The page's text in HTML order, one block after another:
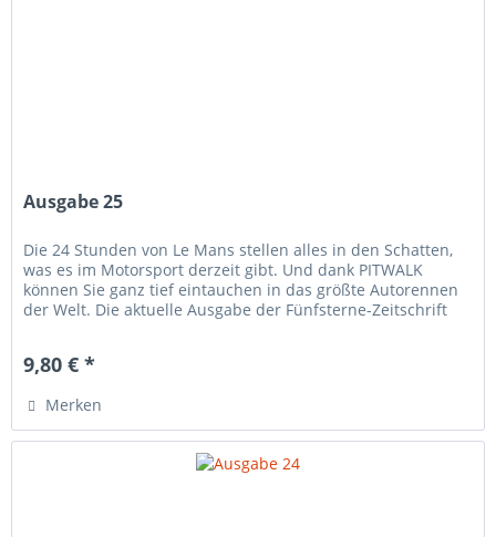
Ausgabe 25
Die 24 Stunden von Le Mans stellen alles in den Schatten,
was es im Motorsport derzeit gibt. Und dank PITWALK
können Sie ganz tief eintauchen in das größte Autorennen
der Welt. Die aktuelle Ausgabe der Fünfsterne-Zeitschrift
9,80 € *
Merken